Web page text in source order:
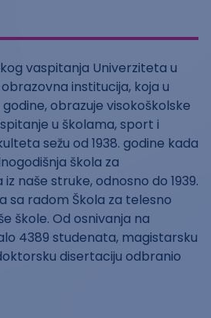
vaspitanja Univerziteta u
institucija, koja u
obrazuje visokoškolske
u školama, sport i
sežu od 1938. godine kada
škola za
naše struke, odnosno do 1939.
sa radom Škola za telesno
škole. Od osnivanja na
4389 studenata, magistarsku
disertaciju odbranio